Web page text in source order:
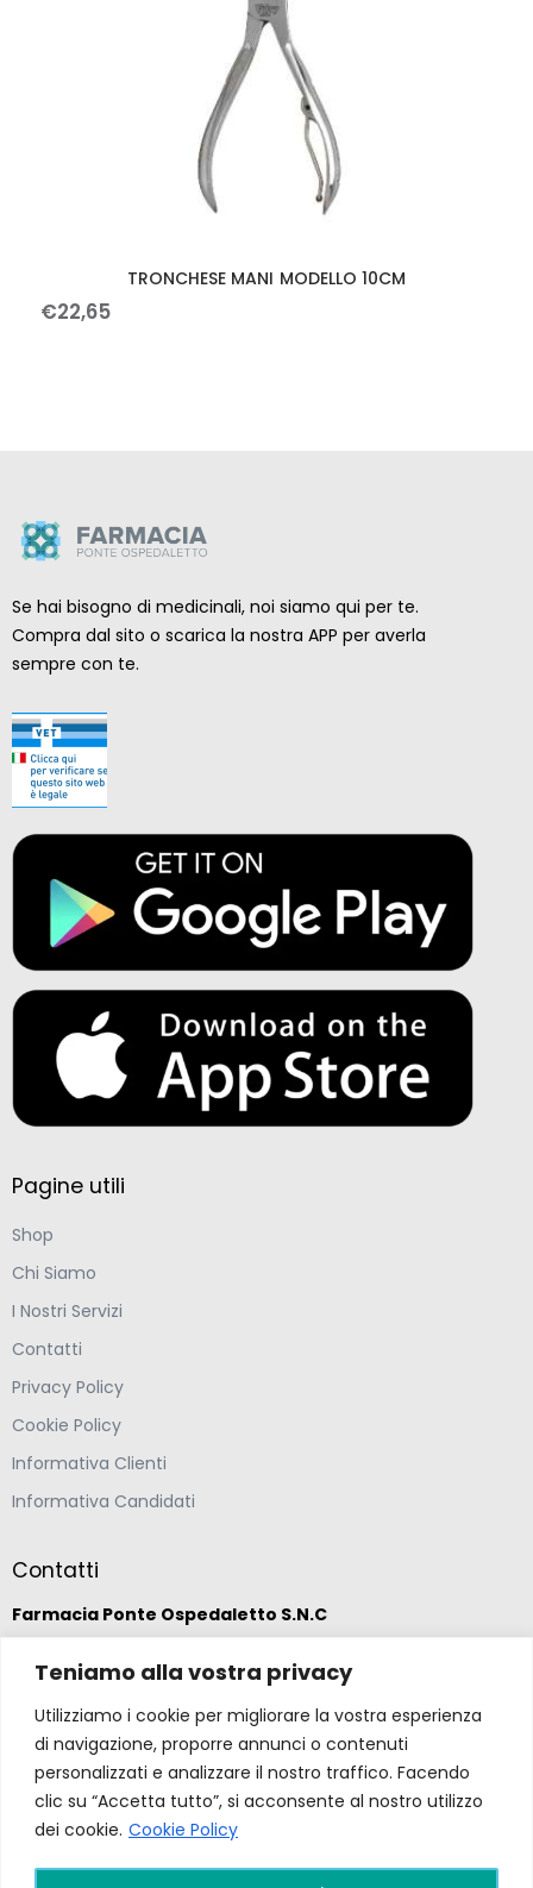
Teniamo alla vostra privacy
Utilizziamo i cookie per migliorare la vostra esperienza
di navigazione, proporre annunci o contenuti
personalizzati e analizzare il nostro traffico. Facendo
clic su “Accetta tutto”, si acconsente al nostro utilizzo
dei cookie. Cookie Policy
TRONCHESE MANI MODELLO 10CM
€22,65
Se hai bisogno di medicinali, noi siamo qui per te.
Compra dal sito o scarica la nostra APP per averla
sempre con te.
Pagine utili
Shop
Chi Siamo
I Nostri Servizi
Contatti
Privacy Policy
Cookie Policy
Informativa Clienti
Informativa Candidati
Contatti
Farmacia Ponte Ospedaletto S.N.C
Via della Solidarietà 2,
47020 Longiano, Forlì-Cesena
(39) 0547 57265
farmacia@ponteospedaletto.it